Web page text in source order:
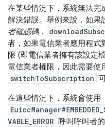
在某些情況下，系統無法完
解決錯誤。舉例來說，如果
者確認碼，
者，如果電信業者應用程式
限 (即電信業者擁有該設定
電信業者權限，因此需要使
switchToSubscription
在這些情況下，系統會使用
VABLE_ERROR 呼叫呼叫者